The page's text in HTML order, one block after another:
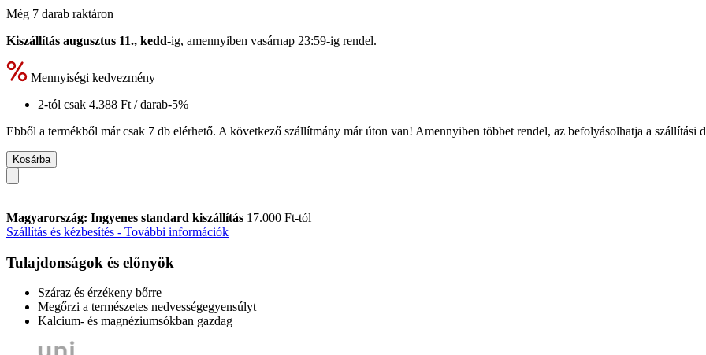
Még 7 darab raktáron
Kiszállítás augusztus 11., kedd-ig, amennyiben vasárnap 23:59-ig rendel.
Mennyiségi kedvezmény
2-tól csak 4.388 Ft / darab-5%
Ebből a termékből már csak 7 db elérhető. A következő szállítmány már úton van! Amennyiben többet rendel, az befolyásolhatja a szállítási
Kosárba
Magyarország: Ingyenes standard kiszállítás 17.000 Ft-tól
Szállítás és kézbesítés - További információk
Tulajdonságok és előnyök
Száraz és érzékeny bőrre
Megőrzi a természetes nedvességegyensúlyt
Kalcium- és magnéziumsókban gazdag